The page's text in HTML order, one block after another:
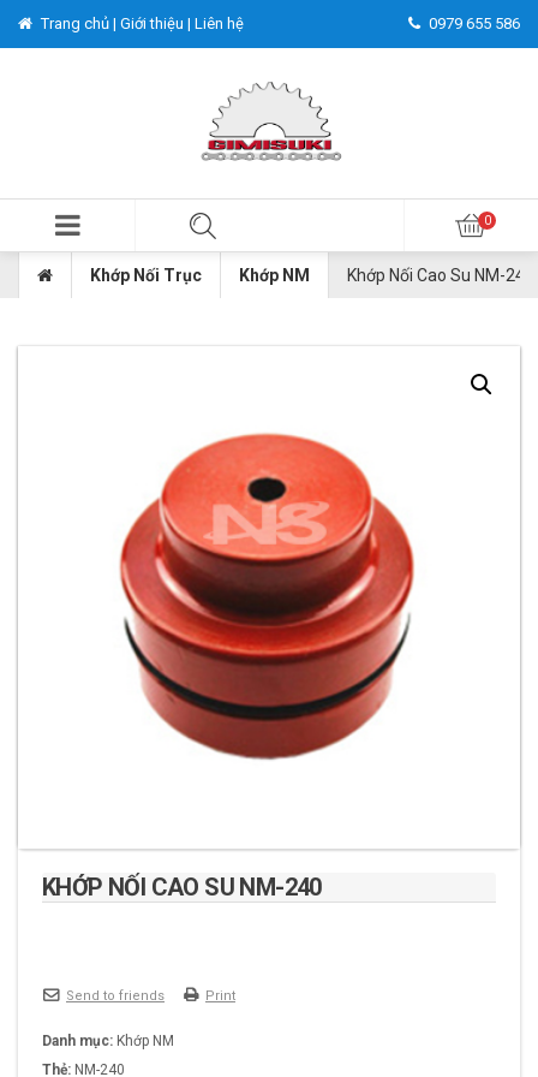
Trang chủ | Giới thiệu | Liên hệ 0979 655 586
Khớp Nối Trục Khớp NM Khớp Nối Cao Su NM-240
KHỚP NỐI CAO SU NM-240
Send to friends Print
Danh mục: Khớp NM
Thẻ: NM-240